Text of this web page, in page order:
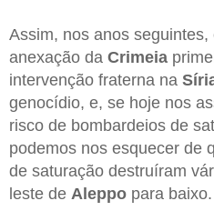
Assim, nos anos
anexação da Crimeia
intervenção fraterna na
genocídio, e, se hoje nos
risco de bombardeios de
podemos nos esquecer de
de saturação destruíram
leste de Aleppo para baixo.